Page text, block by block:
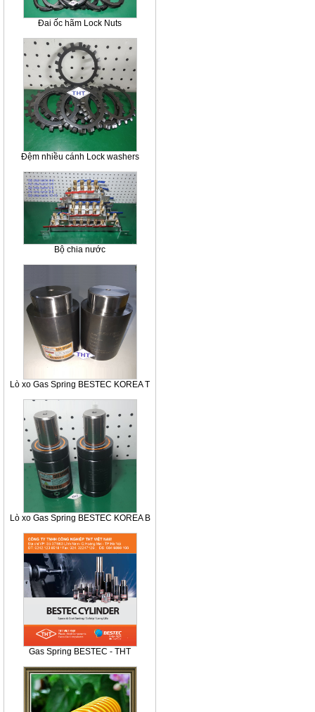
Đai ốc hãm Lock Nuts
Đệm nhiều cánh Lock washers
Bộ chia nước
Lò xo Gas Spring BESTEC KOREA T
Lò xo Gas Spring BESTEC KOREA B
Gas Spring BESTEC - THT